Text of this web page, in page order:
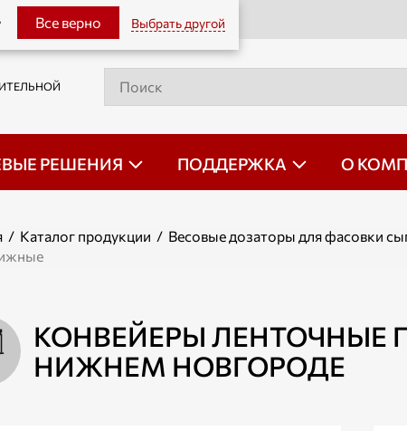
Все верно Выбрать другой
Оставить заявку
РЕШЕНИЯ ПОДДЕРЖКА О
/ Каталог продукции / Весовые дозаторы для фасовки
КОНВЕЙЕРЫ ЛЕНТОЧНЫЕ
НИЖНЕМ НОВГОРОДЕ